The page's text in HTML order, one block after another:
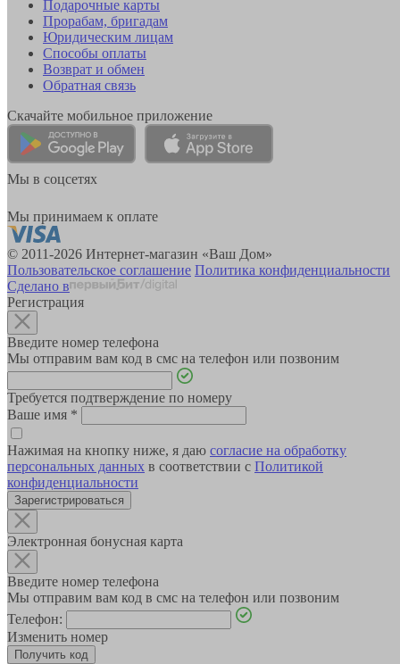
Подарочные карты
Прорабам, бригадам
Юридическим лицам
Способы оплаты
Возврат и обмен
Обратная связь
Скачайте мобильное приложение
Мы в соцсетях
Мы принимаем к оплате
© 2011-2026 Интернет-магазин «Ваш Дом»
Пользовательское соглашение Политика конфиденциальности
Сделано в
Регистрация
Введите номер телефона
Мы отправим вам код в смс на телефон или позвоним
Требуется подтверждение по номеру
Ваше имя *
Нажимая на кнопку ниже, я даю согласие на обработку
персональных данных в соответствии с Политикой
конфиденциальности
Зарегистрироваться
Электронная бонусная карта
Введите номер телефона
Мы отправим вам код в смс на телефон или позвоним
Телефон:
Изменить номер